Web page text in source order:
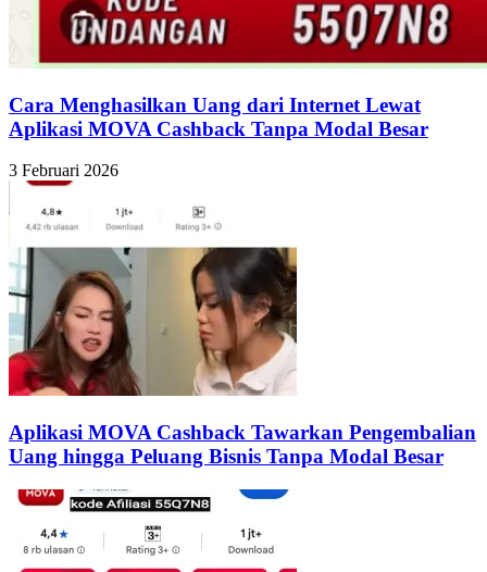
Cara Menghasilkan Uang dari Internet Lewat
Aplikasi MOVA Cashback Tanpa Modal Besar
3 Februari 2026
Aplikasi MOVA Cashback Tawarkan Pengembalian
Uang hingga Peluang Bisnis Tanpa Modal Besar